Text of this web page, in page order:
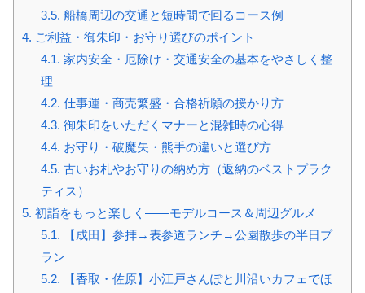
3.5. 船橋周辺の交通と短時間で回るコース例
4. ご利益・御朱印・お守り選びのポイント
4.1. 家内安全・厄除け・交通安全の基本をやさしく整
理
4.2. 仕事運・商売繁盛・合格祈願の授かり方
4.3. 御朱印をいただくマナーと混雑時の心得
4.4. お守り・破魔矢・熊手の違いと選び方
4.5. 古いお札やお守りの納め方（返納のベストプラク
ティス）
5. 初詣をもっと楽しく――モデルコース＆周辺グルメ
5.1. 【成田】参拝→表参道ランチ→公園散歩の半日プ
ラン
5.2. 【香取・佐原】小江戸さんぽと川沿いカフェでほ